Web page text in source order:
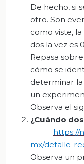
De hecho, si
otro. Son
como viste,
dos la vez es
Repasa
cómo se
determinar
un
Observa el
¿Cuándo
https://
mx/detalle-
Observa un